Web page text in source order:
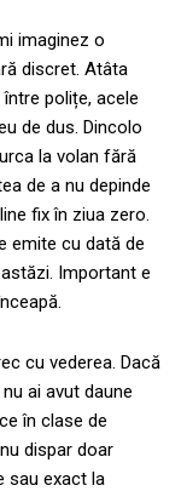
imaginez o
discret. Atâta
polițe, acele
de dus. Dincolo
la volan fără
de a nu depinde
fix în ziua zero.
emite cu dată de
Important e
cu vederea. Dacă
ai avut daune
în clase de
dispar doar
sau exact la